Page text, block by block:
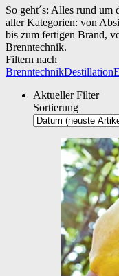
So geht´s: Alles rund
aller Kategorien: von
bis zum fertigen Brand,
Brenntechnik.
Filtern nach
BrenntechnikDestillation
Aktueller Filter
Sortierung